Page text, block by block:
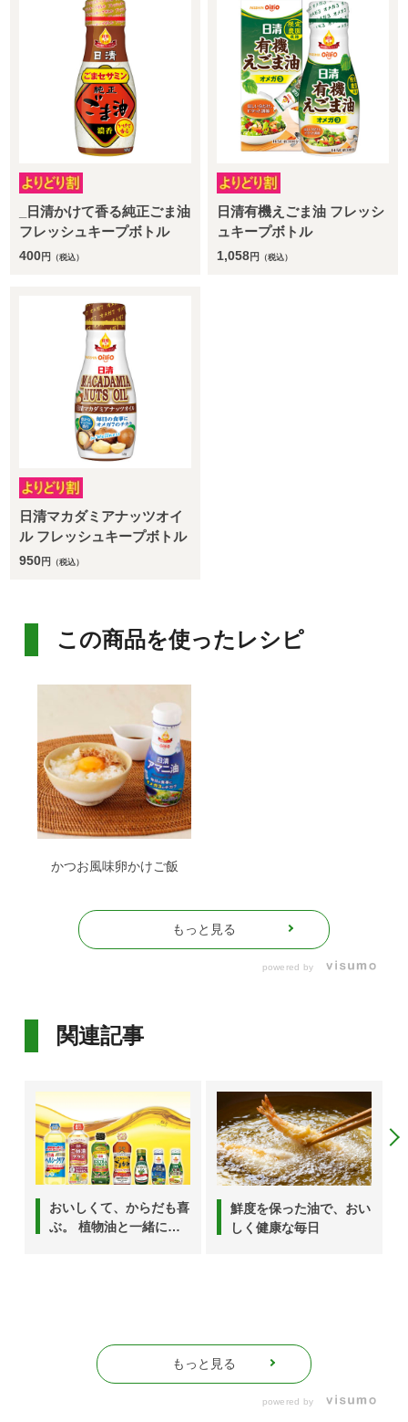
_日清かけて香る純正ごま油
フレッシュキープボトル
400円 （税込）
日清有機えごま油 フレッシ
ュキープボトル
1,058円 （税込）
日清マカダミアナッツオイ
ル フレッシュキープボトル
950円 （税込）
この商品を使ったレシピ
かつお風味卵かけご飯
もっと見る
powered by
関連記事
おいしくて、からだも喜
ぶ。 植物油と一緒にと
鮮度を保った油で、おい
しく健康な毎日
もっと見る
powered by